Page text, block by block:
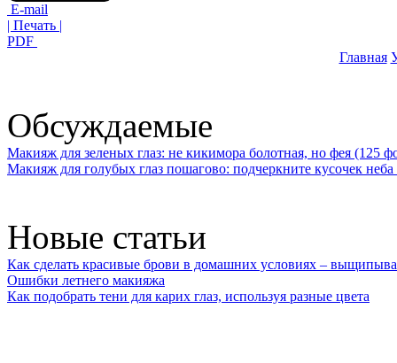
E-mail
| Печать |
PDF
Главная
Обсуждаемые
Макияж для зеленых глаз: не кикимора болотная, но фея (125
Макияж для голубых глаз пошагово: подчеркните кусочек
Новые статьи
Как сделать красивые брови в домашних условиях –
Ошибки летнего макияжа
Как подобрать тени для карих глаз, используя разные цвета